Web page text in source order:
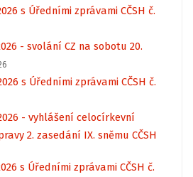
s Úředními zprávami CČSH č.
- svolání CZ na sobotu 20.
s Úředními zprávami CČSH č.
- vyhlášení celocírkevní
2. zasedání IX. sněmu CČSH
s Úředními zprávami CČSH č.